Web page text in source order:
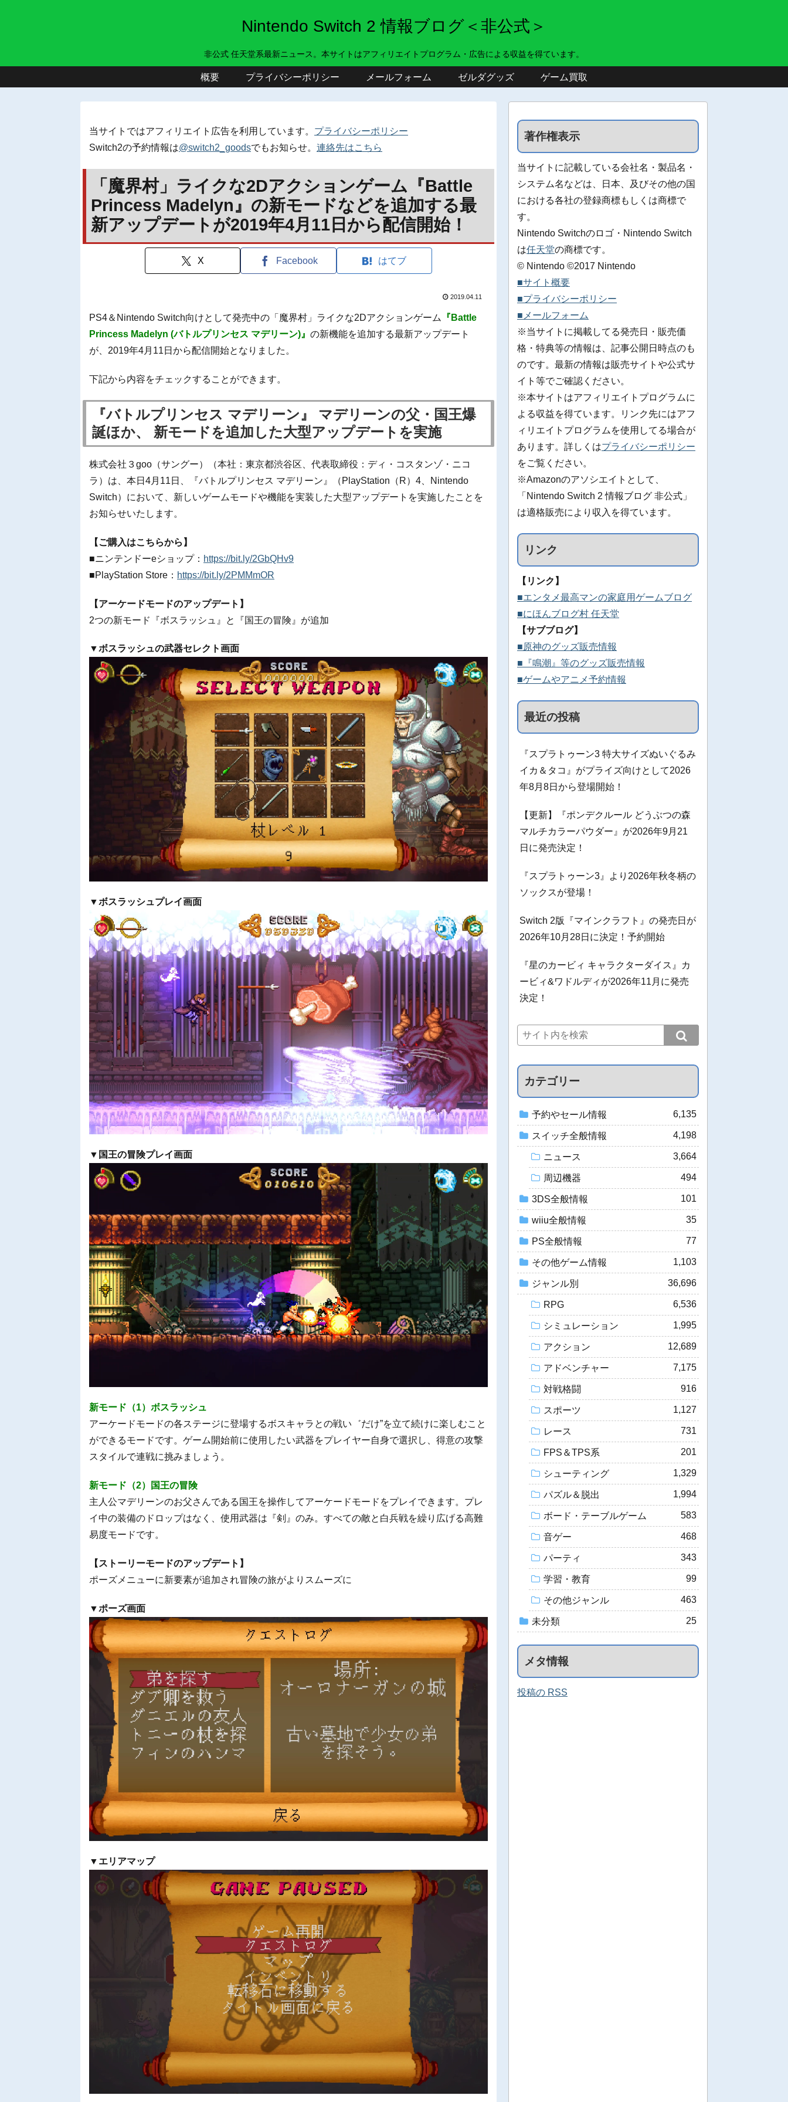
Nintendo Switch 2 情報ブログ＜非公式＞
非公式 任天堂系最新ニュース。本サイトはアフィリエイトプログラム・広告による収益を得ています。
概要 プライバシーポリシー メールフォーム ゼルダグッズ ゲーム買取
当サイトではアフィリエイト広告を利用しています。 プライバシーポリシー
Switch2の予約情報は@switch2_goodsでもお知らせ。 連絡先はこちら
「魔界村」ライクな2Dアクションゲーム『Battle
Princess Madelyn』の新モードなどを追加する最
新アップデートが2019年4月11日から配信開始！
X Facebook はてブ
2019.04.11
PS4＆Nintendo Switch向けとして発売中の「魔界村」ライクな2Dアクションゲーム
『Battle
Princess Madelyn (バトルプリンセス マデリーン)』 の新機能を追加する最新アップデート
が、2019年4月11日から配信開始となりました。
下記から内容をチェックすることができます。
『バトルプリンセス マデリーン』 マデリーンの父・国王爆
誕ほか、 新モードを追加した大型アップデートを実施
株式会社３goo（サングー）（本社：東京都渋谷区、代表取締役：ディ・コスタンゾ・ニコ
ラ）は、本日4月11日、『バトルプリンセス マデリーン』（PlayStation（R）4、Nintendo
Switch）において、新しいゲームモードや機能を実装した大型アップデートを実施したことを
お知らせいたします。
【ご購入はこちらから】
■ニンテンドーeショップ： https://bit.ly/2GbQHv9
■PlayStation Store： https://bit.ly/2PMMmOR
【アーケードモードのアップデート】
2つの新モード『ボスラッシュ』と『国王の冒険』が追加
▼ボスラッシュの武器セレクト画面
▼ボスラッシュプレイ画面
▼国王の冒険プレイ画面
新モード（1）ボスラッシュ
アーケードモードの各ステージに登場するボスキャラとの戦い゛だけ”を立て続けに楽しむこと
ができるモードです。ゲーム開始前に使用したい武器をプレイヤー自身で選択し、得意の攻撃
スタイルで連戦に挑みましょう。
新モード（2）国王の冒険
主人公マデリーンのお父さんである国王を操作してアーケードモードをプレイできます。プレ
イ中の装備のドロップはなく、使用武器は『剣』のみ。すべての敵と白兵戦を繰り広げる高難
易度モードです。
【ストーリーモードのアップデート】
ポーズメニューに新要素が追加され冒険の旅がよりスムーズに
▼ポーズ画面
▼エリアマップ
著作権表示
当サイトに記載している会社名・製品名・
システム名などは、日本、及びその他の国
における各社の登録商標もしくは商標で
す。
Nintendo Switchのロゴ・Nintendo Switch
は任天堂の商標です。
© Nintendo ©2017 Nintendo
■サイト概要
■プライバシーポリシー
■メールフォーム
※当サイトに掲載してる発売日・販売価
格・特典等の情報は、記事公開日時点のも
のです。最新の情報は販売サイトや公式サ
イト等でご確認ください。
※本サイトはアフィリエイトプログラムに
よる収益を得ています。リンク先にはアフ
ィリエイトプログラムを使用してる場合が
あります。詳しくはプライバシーポリシー
をご覧ください。
※Amazonのアソシエイトとして、
「Nintendo Switch 2 情報ブログ 非公式」
は適格販売により収入を得ています。
リンク
【リンク】
■エンタメ最高マンの家庭用ゲームブログ
■にほんブログ村 任天堂
【サブブログ】
■原神のグッズ販売情報
■『鳴潮』等のグッズ販売情報
■ゲームやアニメ予約情報
最近の投稿
『スプラトゥーン3 特大サイズぬいぐるみ
イカ＆タコ』がプライズ向けとして2026
年8月8日から登場開始！
【更新】『ポンデクルール どうぶつの森
マルチカラーパウダー』が2026年9月21
日に発売決定！
『スプラトゥーン3』より2026年秋冬柄の
ソックスが登場！
Switch 2版『マインクラフト』の発売日が
2026年10月28日に決定！予約開始
『星のカービィ キャラクターダイス』カ
ービィ&ワドルディが2026年11月に発売
決定！
カテゴリー
予約やセール情報 6,135
スイッチ全般情報 4,198
ニュース 3,664
周辺機器 494
3DS全般情報 101
wiiu全般情報 35
PS全般情報 77
その他ゲーム情報 1,103
ジャンル別 36,696
RPG 6,536
シミュレーション 1,995
アクション 12,689
アドベンチャー 7,175
対戦格闘 916
スポーツ 1,127
レース 731
FPS＆TPS系 201
シューティング 1,329
パズル＆脱出 1,994
ボード・テーブルゲーム 583
音ゲー 468
パーティ 343
学習・教育 99
その他ジャンル 463
未分類 25
メタ情報
投稿の RSS